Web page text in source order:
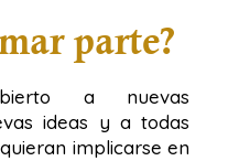
parte?
a nuevas
ideas y a todas
implicarse en